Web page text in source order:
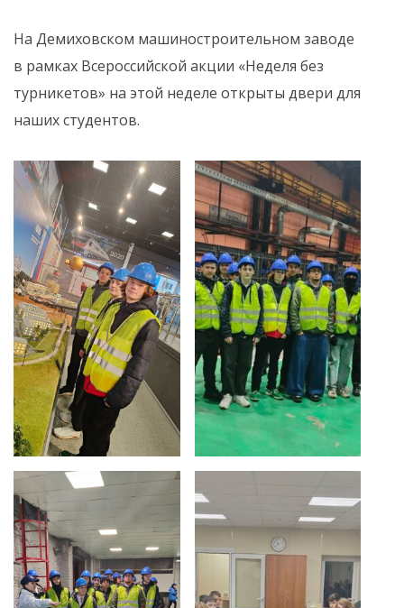
На Демиховском машиностроительном заводе
в рамках Всероссийской акции «Неделя без
турникетов» на этой неделе открыты двери для
наших студентов.